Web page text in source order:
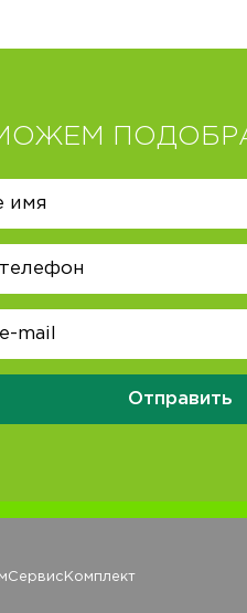
Отправить